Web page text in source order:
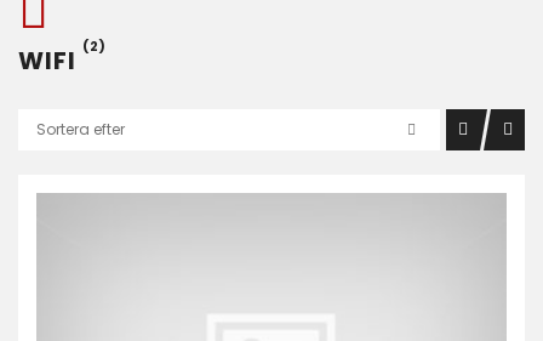
WIFI (2)
Sortera efter